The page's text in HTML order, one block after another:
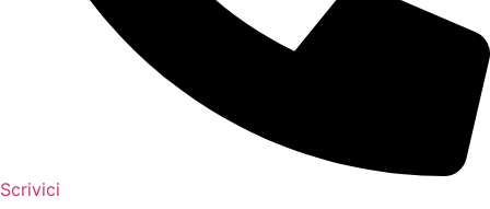
Scrivici